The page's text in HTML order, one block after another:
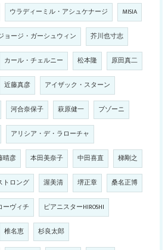
ウラディーミル・アシュケナージ MISIA
ョージ・ガーシュウィン 芥川也寸志
カール・チェルニー 松本隆 原田真二
近藤真彦 アイザック・スターン
河合奈保子 萩原健一 ブゾーニ
アリシア・デ・ラローチャ
晴彦 本田美奈子 中田喜直 梯剛之
トロング 渥美清 堺正章 桑名正博
ーヴィチ ピアニスターHIROSHI
椎名恵 杉良太郎